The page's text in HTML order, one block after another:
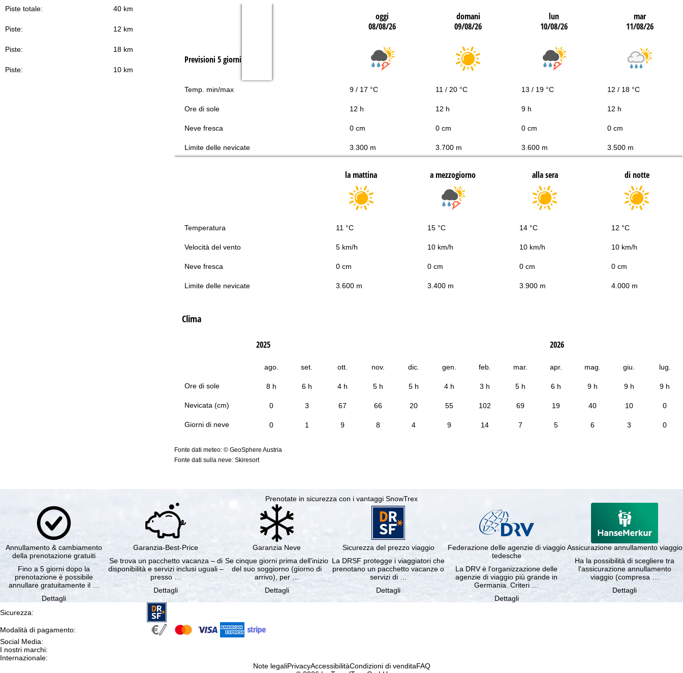
Piste totale: 40 km
Piste: 12 km
Piste: 18 km
Piste: 10 km
oggi
08/08/26
domani
09/08/26
lun
10/08/26
mar
11/08/26
Previsioni 5 giorni
Temp. min/max 9 / 17 °C 11 / 20 °C 13 / 19 °C 12 / 18 °C
Ore di sole 12 h 12 h 9 h 12 h
Neve fresca 0 cm 0 cm 0 cm 0 cm
Limite delle nevicate 3.300 m 3.700 m 3.600 m 3.500 m
la mattina a mezzogiorno alla sera di notte
Temperatura 11 °C 15 °C 14 °C 12 °C
Velocità del vento 5 km/h 10 km/h 10 km/h 10 km/h
Neve fresca 0 cm 0 cm 0 cm 0 cm
Limite delle nevicate 3.600 m 3.400 m 3.900 m 4.000 m
Clima
Ore di sole
Nevicata (cm)
Giorni di neve
2025 2026
ago. set. ott. nov. dic. gen. feb. mar. apr. mag. giu. lug.
8 h 6 h 4 h 5 h 5 h 4 h 3 h 5 h 6 h 9 h 9 h 9 h
0 3 67 66 20 55 102 69 19 40 10 0
0 1 9 8 4 9 14 7 5 6 3 0
Fonte dati meteo: © GeoSphere Austria
Fonte dati sulla neve: Skiresort
Prenotate in sicurezza con i vantaggi SnowTrex
Annullamento & cambiamento
della prenotazione gratuiti
Fino a 5 giorni dopo la
prenotazione è possibile
annullare gratuitamente il …
Dettagli
Garanzia-Best-Price
Se trova un pacchetto vacanza – di
disponibilità e servizi inclusi uguali –
presso …
Dettagli
Garanzia Neve
Se cinque giorni prima dell'inizio
del suo soggiorno (giorno di
arrivo), per …
Dettagli
Sicurezza del prezzo viaggio
La DRSF protegge i viaggiatori che
prenotano un pacchetto vacanze o
servizi di …
Dettagli
Federazione delle agenzie di viaggio
tedesche
La DRV è l'organizzazione delle
agenzie di viaggio più grande in
Germania. Criteri …
Dettagli
Assicurazione annullamento viaggio
Ha la possibilità di scegliere tra
l'assicurazione annullamento
viaggio (compresa …
Dettagli
Sicurezza:
Modalità di pagamento:
Social Media:
I nostri marchi:
Internazionale:
Note legaliPrivacyAccessibilitàCondizioni di venditaFAQ